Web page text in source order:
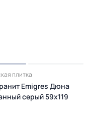
плитка
Emigres Дюна
серый 59x119